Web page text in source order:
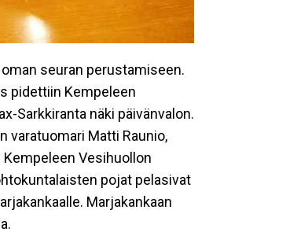
seuran perustamiseen.
pidettiin Kempeleen
Sarkkiranta näki päivänvalon.
varatuomari Matti Raunio,
Vesihuollon
pojat pelasivat
Marjakankaan